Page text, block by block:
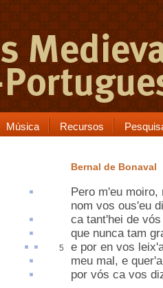
Música Recursos
Bernal de Bonaval
Pero m'eu moiro,
nom vos ous'eu
catant'hei de vós
que nunca tam
5 e por en vos leix'
meu mal, e quer'
por vós cavos